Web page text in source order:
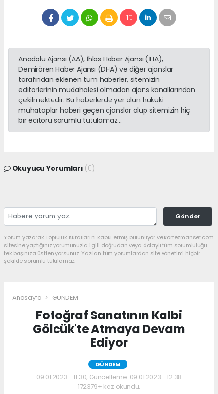
Anadolu Ajansı (AA), İhlas Haber Ajansı (İHA),
Demirören Haber Ajansı (DHA) ve diğer ajanslar
tarafından eklenen tüm haberler, sitemizin
editörlerinin müdahalesi olmadan ajans kanallarından
çekilmektedir. Bu haberlerde yer alan hukuki
muhataplar haberi geçen ajanslar olup sitemizin hiç
bir editörü sorumlu tutulamaz...
Okuyucu Yorumları (0)
Gönder
Yorum yazarak Topluluk Kuralları’nı kabul etmiş bulunuyor ve korfezmanset.com
sitesine yaptığınız yorumunuzla ilgili doğrudan veya dolaylı tüm sorumluluğu
tek başınıza üstleniyorsunuz. Yazılan tüm yorumlardan site yönetimi hiçbir
şekilde sorumlu tutulamaz.
Anasayfa GÜNDEM
Fotoğraf Sanatının Kalbi
Gölcük'te Atmaya Devam
Ediyor
GÜNDEM
09.01.2023 - 11:30, Güncelleme: 09.01.2023 - 12:38
172379+ kez okundu.